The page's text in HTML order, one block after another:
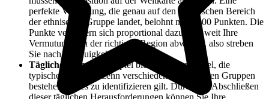
perfekte Vermutung, die genau auf den historischen Bereich
der ethnischen Gruppe landet, belohnt mit 5.000 Punkten. Die
Punkte verringern sich proportional dazu, wie weit Ihre
Vermutung von der richtigen Region abweicht, also streben
Sie nach Genauigkeit!
Tägliche Rätsel:
Das Spiel bietet tägliche Rätsel, die
typischerweise aus zehn verschiedenen ethnischen Gruppen
bestehen, die es zu identifizieren gilt. Durch das Abschließen
dieser täglichen Herausforderungen können Sie Ihre